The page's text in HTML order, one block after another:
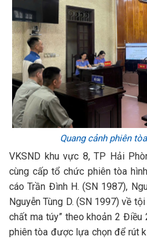
Quang cảnh phiên
VKSND khu vực 8, TP Hải
cùng cấp tổ chức phiên tòa
cáo Trần Đình H. (SN 1987),
Nguyễn Tùng D. (SN 1997) về
chất ma túy” theo khoản 2
phiên tòa được lựa chọn để rút